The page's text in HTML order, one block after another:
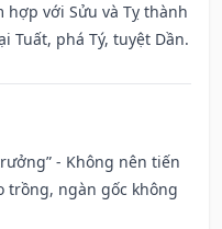
với Sửu và Tỵ thành
Tuất, phá Tý, tuyệt Dần.
- Không nên tiến
trồng, ngàn gốc không